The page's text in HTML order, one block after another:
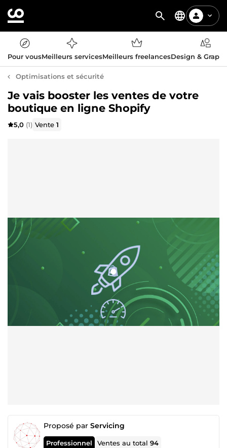
Pour vousMeilleurs servicesMeilleurs freelancesDesign &
Optimisations et sécurité
Je vais booster les ventes de votre
boutique en ligne Shopify
5,0 (1) Vente1
Proposé par Servicing
Professionnel Ventes au total94